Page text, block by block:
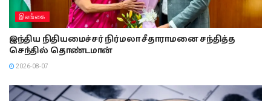
இலங்கை
இந்திய நிதியமைச்சர் நிர்மலா சீதாராமனை சந்தித்த
செந்தில் தொண்டமான்
2026-08-07